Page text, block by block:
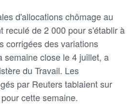
d'allocations chômage au
reculé de 2 000 pour s'établir à
corrigées des variations
semaine close le 4 juillet, a
du Travail. Les
par Reuters tablaient sur
cette semaine.